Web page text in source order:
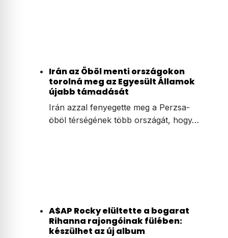
Irán az Öböl menti országokon
torolná meg az Egyesült Államok
újabb támadását
Irán azzal fenyegette meg a Perzsa-
öböl térségének több országát, hogy…
A$AP Rocky elültette a bogarat
Rihanna rajongóinak fülében:
készülhet az új album